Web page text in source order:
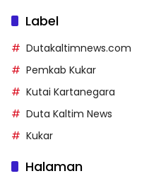
Label
Dutakaltimnews.com
Pemkab Kukar
Kutai Kartanegara
Duta Kaltim News
Kukar
Halaman